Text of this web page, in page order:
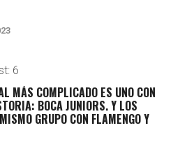
6
MÁS COMPLICADO ES UNO CON
BOCA JUNIORS. Y LOS
GRUPO CON FLAMENGO Y